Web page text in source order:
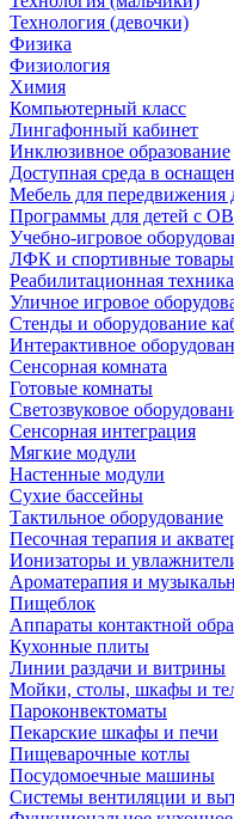
Технология (девочки)
Физика
Физиология
Химия
Компьютерный класс
Лингафонный кабинет
Инклюзивное образование
Доступная среда в
Мебель для передвижения
Программы для детей с
Учебно-игровое
ЛФК и спортивные
Реабилитационная
Уличное игровое
Стенды и оборудование
Интерактивное
Сенсорная комната
Готовые комнаты
Светозвуковое
Сенсорная интеграция
Мягкие модули
Настенные модули
Сухие бассейны
Тактильное оборудование
Песочная терапия и
Ионизаторы и
Ароматерапия и
Пищеблок
Аппараты контактной
Кухонные плиты
Линии раздачи и витрины
Мойки, столы, шкафы и
Пароконвектоматы
Пекарские шкафы и печи
Пищеварочные котлы
Посудомоечные машины
Системы вентиляции и